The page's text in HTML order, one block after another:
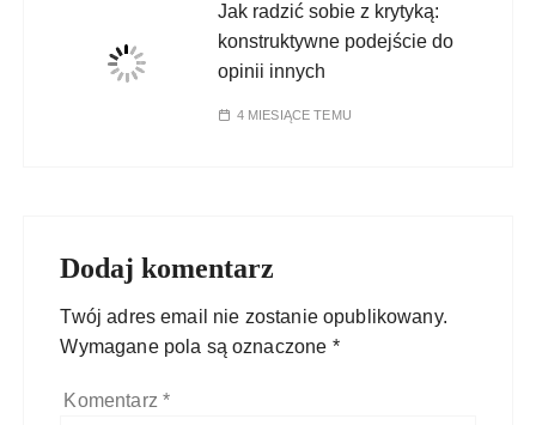
Jak radzić sobie z krytyką:
konstruktywne podejście do
opinii innych
4 MIESIĄCE TEMU
Dodaj komentarz
Twój adres email nie zostanie opublikowany.
Wymagane pola są oznaczone *
Komentarz *